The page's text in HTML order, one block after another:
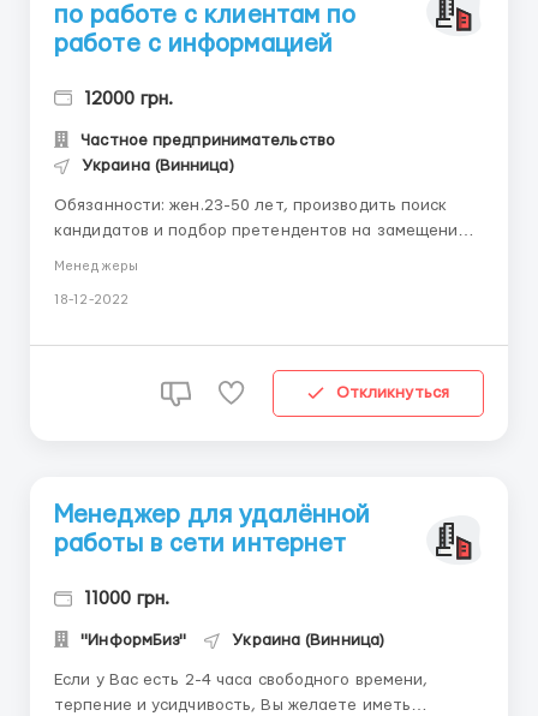
по работе с клиентам по
работе с информацией
12000 грн.
Частное предпринимательство
Украина (Винница)
Обязанности: жен.23-50 лет, производить поиск
кандидатов и подбор претендентов на замещение
Условия: совмещение с основным местом работы
Менеджеры
18-12-2022
Откликнуться
Менеджер для удалённой
работы в сети интернет
11000 грн.
"ИнформБиз" Украина (Винница)
Если у Вас есть 2-4 часа свободного времени,
терпение и усидчивость, Вы желаете иметь